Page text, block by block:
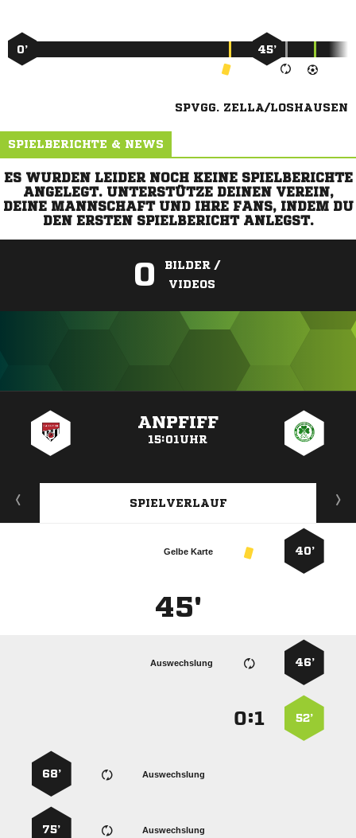
0’ 45’
SPVGG. ZELLA/LOSHAUSEN
SPIELBERICHTE & NEWS
ES WURDEN LEIDER NOCH KEINE SPIELBERICHTE
ANGELEGT. UNTERSTÜTZE DEINEN VEREIN,
DEINE MANNSCHAFT UND IHRE FANS, INDEM DU
DEN ERSTEN SPIELBERICHT ANLEGST.
0
BILDER /
VIDEOS
ANPFIFF
15:01UHR
SPIELVERLAUF
40’
Gelbe Karte
45'
46’
Auswechslung
52’
:
Auswechslung
68’
Auswechslung
75’